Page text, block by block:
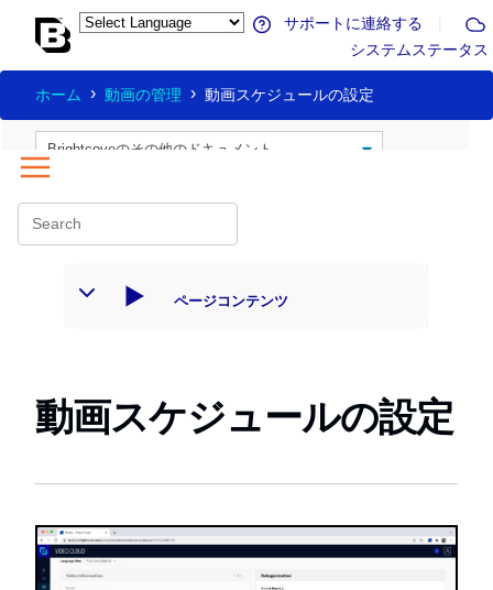
サポートに連絡する
システムステータス
ホーム 動画の管理 動画スケジュールの設定
ページコンテンツ
動画スケジュールの設定